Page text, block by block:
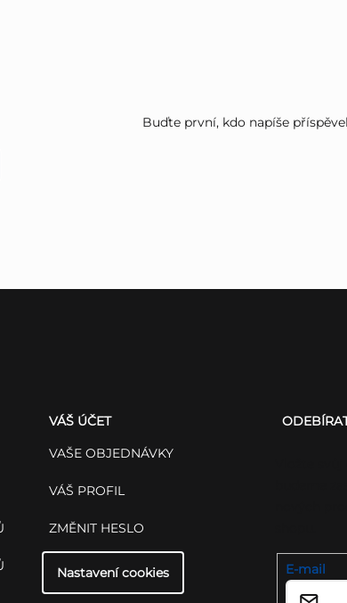
Buďte první, kdo napíše
VÁŠ ÚČET
VAŠE OBJEDNÁVKY
VÁŠ PROFIL
ZMĚNIT HESLO
Nastavení cookies E-mail